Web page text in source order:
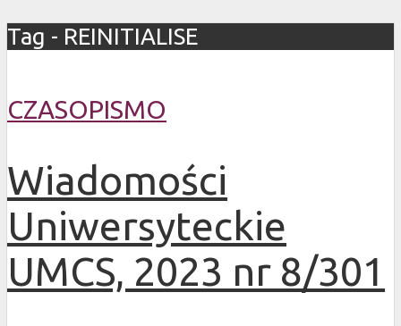
Tag - REINITIALISE
CZASOPISMO
Wiadomości
Uniwersyteckie
UMCS, 2023 nr 8/301